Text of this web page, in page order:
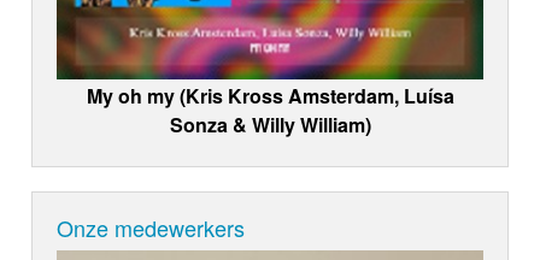
My oh my (Kris Kross Amsterdam, Luísa
Sonza & Willy William)
Onze medewerkers